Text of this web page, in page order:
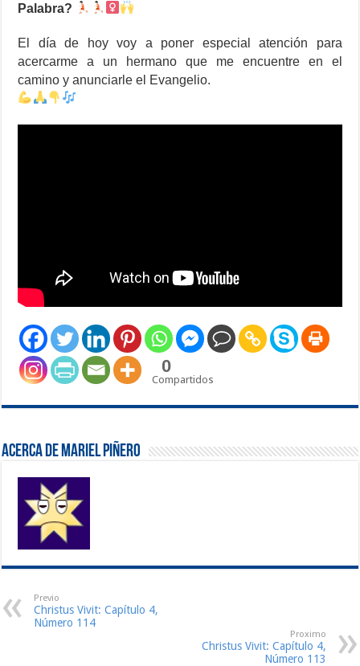
Palabra?
El día de hoy voy a poner especial atención para
acercarme a un hermano que me encuentre en el
camino y anunciarle el Evangelio.
0
Compartidos
Acerca de Mariel Piñero
Previo
Christus Vivit: Capítulo 4,
Número 114
Proximo
Christus Vivit: Capítulo 4,
Número 113